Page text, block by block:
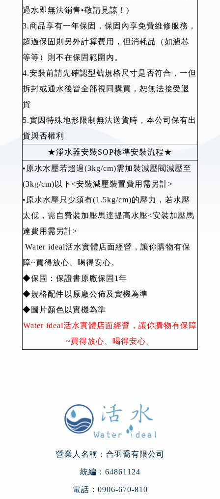
過水即無法銷售•敬請見諒！)
3.商品享有一年保固，保固內享免費維修服務，
超過保固則另外計算費用，但消耗品（如濾芯
等等）則不在保固範圍內。
4.安裝前請先確認型號規格尺寸是否符合，一但
拆封或通水後皆全部視同購買，恕無法接受退
貨
5.實因特殊地形限制無法送貨時，本公司保有出
貨與否權利
★淨水器安裝SOP標準安裝流程★
•原水水壓若超過(3kg/cm)需加裝減壓閥減壓至
(3kg/cm)以下<安裝減壓裝置費用需另計>
•原水水壓只少須有(1.5kg/cm)的壓力，若水壓
太低，需自費裝加壓馬達提高水壓<安裝加壓馬
達費用需另計>
Water ideal活水實體店面經營，讓你購物有保
障~買得放心、喝得安心。
◆保固：保證書原廠保固1年
◆規格配件以原廠公佈及實機為準
◆圖片顏色以實機為準
Water ideal活水實體店面經營，讓你購物有保障
~買得放心、喝得安心。
營業人名稱：合羽喬有限公司
統編：64861124
電話： 0906-670-810